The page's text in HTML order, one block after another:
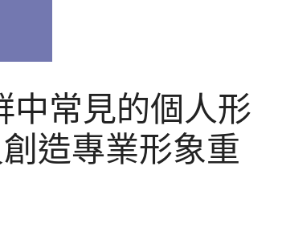
中常見的個人形
造專業形象重